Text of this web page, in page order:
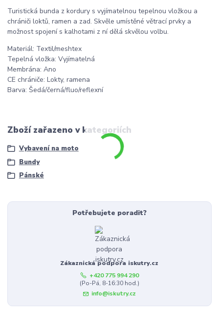
Turistická bunda z kordury s vyjímatelnou tepelnou vložkou a
chrániči loktů, ramen a zad. Skvěle umístěné větrací prvky a
možnost spojení s kalhotami z ní dělá skvělou volbu.
Materiál: Textil/meshtex
Tepelná vložka: Vyjímatelná
Membrána: Ano
CE chrániče: Lokty, ramena
Barva: Šedá/černá/fluo/reflexní
Zboží zařazeno v kategoriích
Vybavení na moto
Bundy
Pánské
Potřebujete poradit?
Zákaznická podpora iskutry.cz
+420 775 994 290
(Po-Pá, 8-16:30 hod.)
info@iskutry.cz